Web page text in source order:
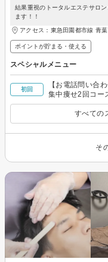
結果重視のトータルエステサロ
ます！！
アクセス：東急田園都市線 青
ポイントが貯まる・使える
スペシャルメニュー
初回
【お電話問い合
集中痩せ2回コー
すべての
そ